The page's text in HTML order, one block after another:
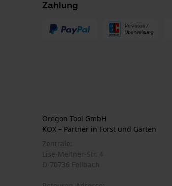
Zahlung
Oregon Tool GmbH
KOX – Partner in Forst und Garten
Zentrale:
Lise-Meitner-Str. 4
D-70736 Fellbach
Kontaktaufnahme per Chat